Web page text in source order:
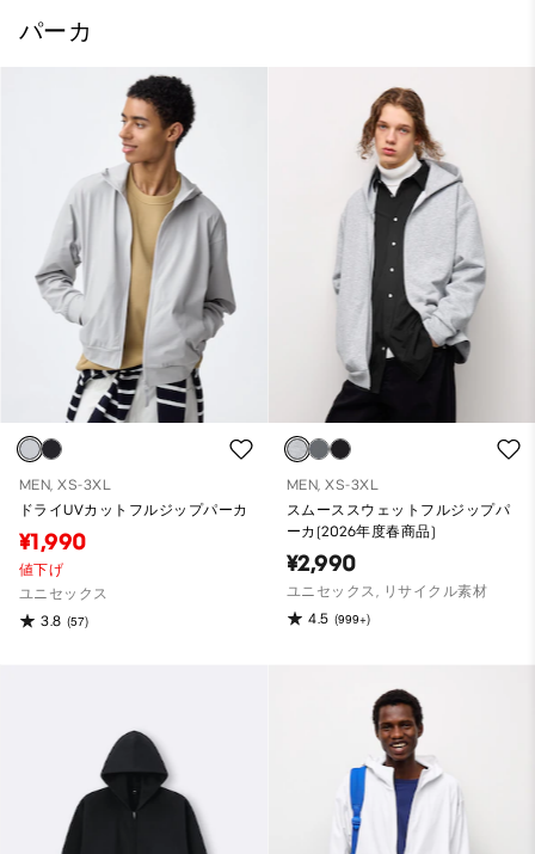
パーカ
MEN, XS-3XL
ドライUVカットフルジップパーカ
¥1,990
値下げ
ユニセックス
3.8 (57)
MEN, XS-3XL
スムーススウェットフルジップパ
ーカ(2026年度春商品)
¥2,990
ユニセックス, リサイクル素材
4.5 (999+)